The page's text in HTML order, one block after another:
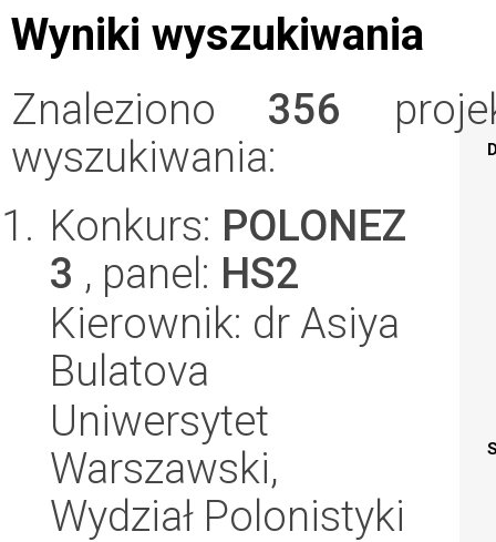
Wyniki wyszukiwania
Znaleziono 356
wyszukiwania:
Konkurs: POLONEZ
3 , panel: HS2
Kierownik: dr Asiya
Bulatova
Uniwersytet
Warszawski,
Wydział Polonistyki